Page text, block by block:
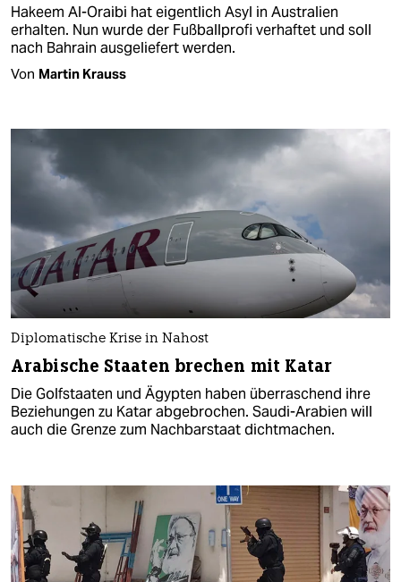
Hakeem Al-Oraibi hat eigentlich Asyl in Australien
erhalten. Nun wurde der Fußballprofi verhaftet und soll
nach Bahrain ausgeliefert werden.
Von Martin Krauss
Diplomatische Krise in Nahost
Arabische Staaten brechen mit Katar
Die Golfstaaten und Ägypten haben überraschend ihre
Beziehungen zu Katar abgebrochen. Saudi-Arabien will
auch die Grenze zum Nachbarstaat dichtmachen.